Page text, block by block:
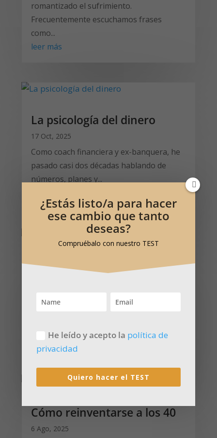
romantizado el sufrimiento.
Frecuentemente escuchamos frases
como...
leer más
La psicología del dinero
17 Oct, 2025
Como coach financiera y ex-banquera, he
pasado casi dos décadas hablando de
números, planes y...
Cómo conseguir tus sueños
Reconectar con tus sueños y alcanzar tu
leer más
Cómo reinventarse a los 40
6 Ago, 2025
¿Estás listo/a para hacer
ese cambio que tanto
deseas?
Compruébalo con nuestro TEST
He leído y acepto la política de
privacidad
Quiero hacer el TEST